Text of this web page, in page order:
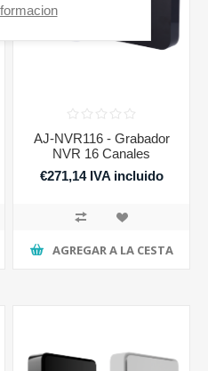
AJ-NVR116 - Grabador
NVR 16 Canales
€271,14 IVA incluido
AGREGAR A LA CESTA